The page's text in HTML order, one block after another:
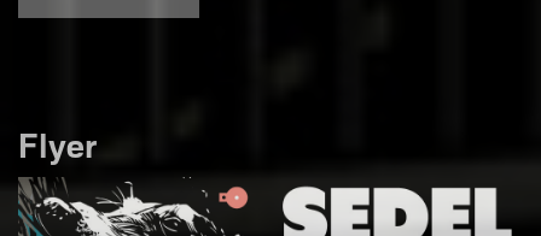
Flyer